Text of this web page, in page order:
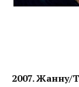
2007. Жанну/